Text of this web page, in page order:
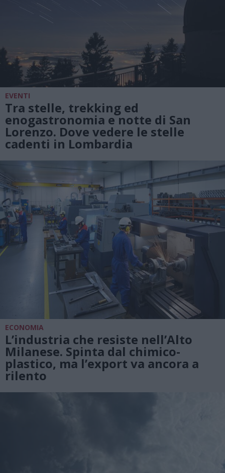
EVENTI
Tra stelle, trekking ed
enogastronomia e notte di San
Lorenzo. Dove vedere le stelle
cadenti in Lombardia
ECONOMIA
L’industria che resiste nell’Alto
Milanese. Spinta dal chimico-
plastico, ma l’export va ancora a
rilento